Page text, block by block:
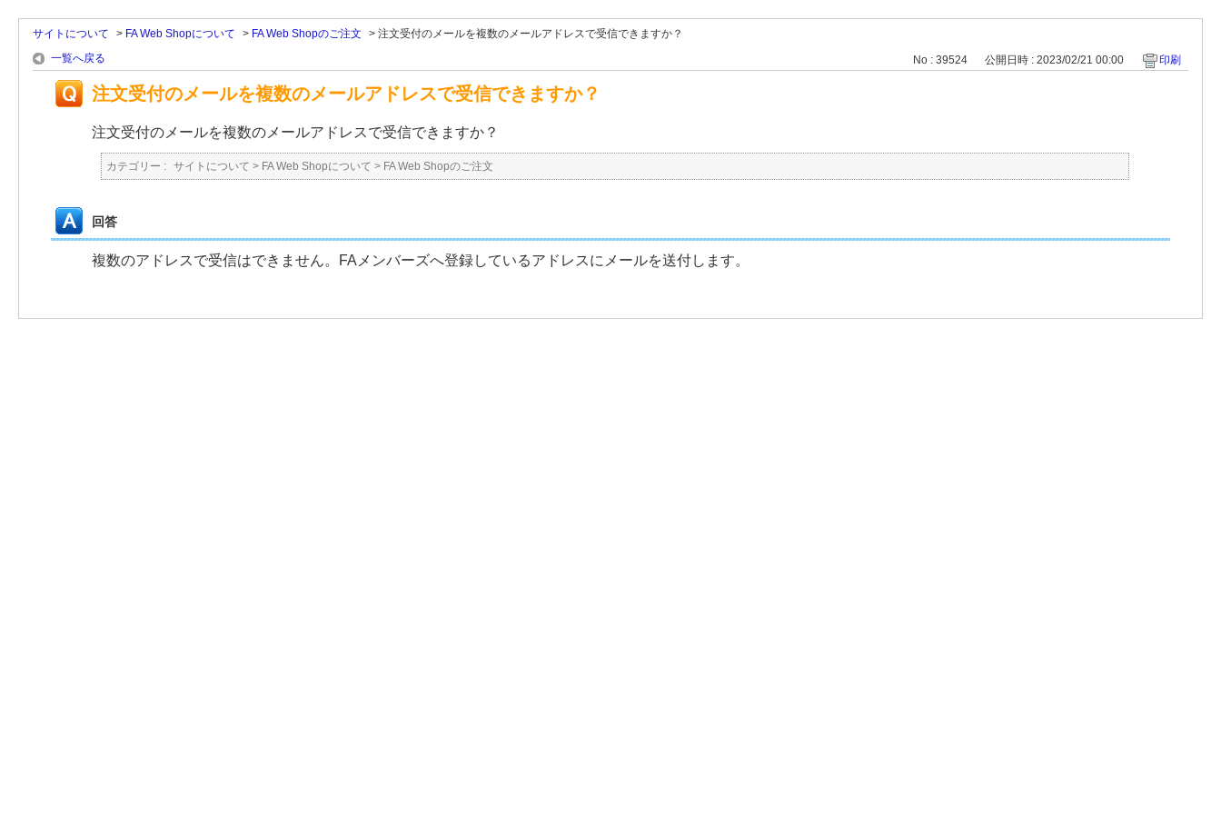
サイトについて > FA Web Shopについて > FA Web Shopのご注文 > 注文受付のメールを複数のメールアドレスで受信できますか？
一覧へ戻る
No : 39524 公開日時 : 2023/02/21 00:00 印刷
注文受付のメールを複数のメールアドレスで受信できますか？
注文受付のメールを複数のメールアドレスで受信できますか？
カテゴリー : サイトについて > FA Web Shopについて > FA Web Shopのご注文
回答
複数のアドレスで受信はできません。FAメンバーズへ登録しているアドレスにメールを送付します。